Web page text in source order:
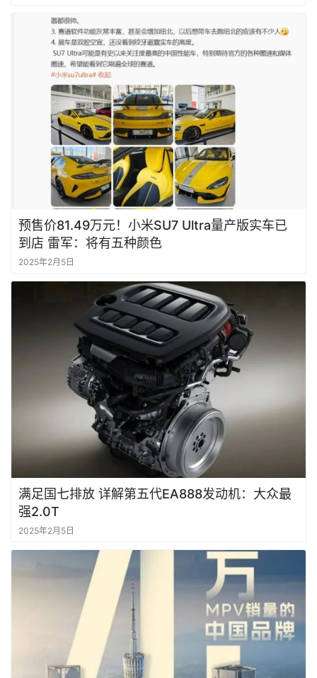
预售价81.49万元！小米SU7 Ultra量产版实车已
到店 雷军：将有五种颜色
2025年2月5日
满足国七排放 详解第五代EA888发动机：大众最
强2.0T
2025年2月5日